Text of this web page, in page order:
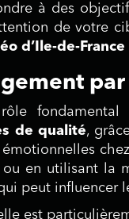
à des
de votre
d’Ile-de-France
de qualité,
en utilisant la
peut influencer
est